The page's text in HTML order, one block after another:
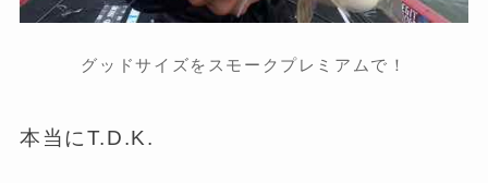
グッドサイズをスモークプレミアムで！
本当にT.D.K.